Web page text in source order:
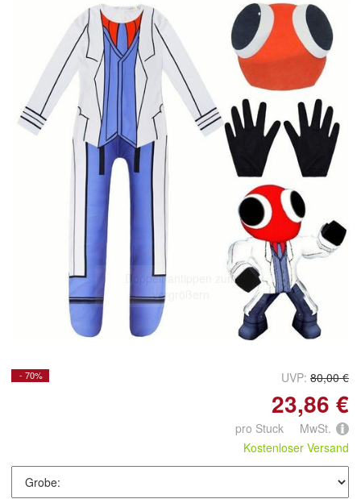
Doppelt antippen zum
vergrößern
- 70% UVP: 80,00 €
23,86 €
pro Stuck MwSt.
Kostenloser Versand